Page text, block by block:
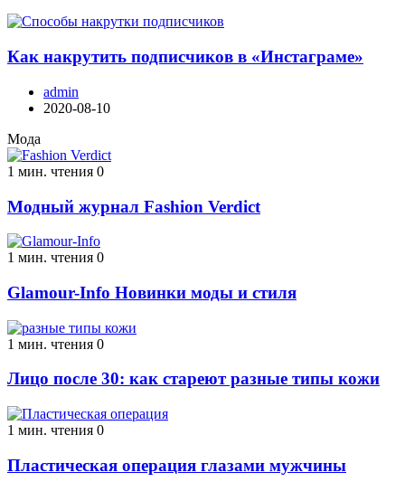
Как накрутить подписчиков в «Инстаграме»
admin
2020-08-10
Мода
1 мин. чтения 0
Модный журнал Fashion Verdict
1 мин. чтения 0
Glamour-Info Новинки моды и стиля
1 мин. чтения 0
Лицо после 30: как стареют разные типы кожи
1 мин. чтения 0
Пластическая операция глазами мужчины